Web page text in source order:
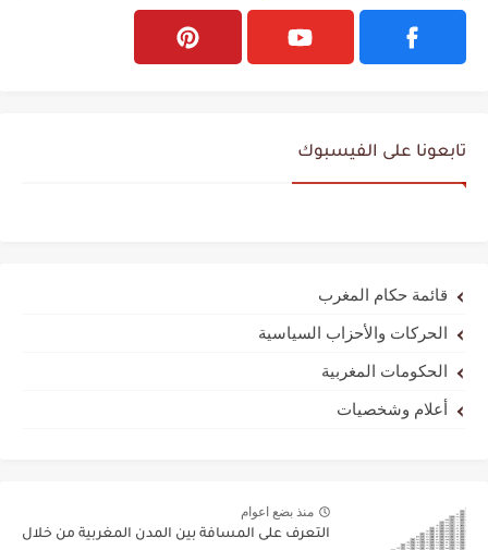
تابعونا على الفيسبوك
قائمة حكام المغرب
الحركات والأحزاب السياسية
الحكومات المغربية
أعلام وشخصيات
منذ بضع اعوام
التعرف على المسافة بين المدن المغربية من خلال